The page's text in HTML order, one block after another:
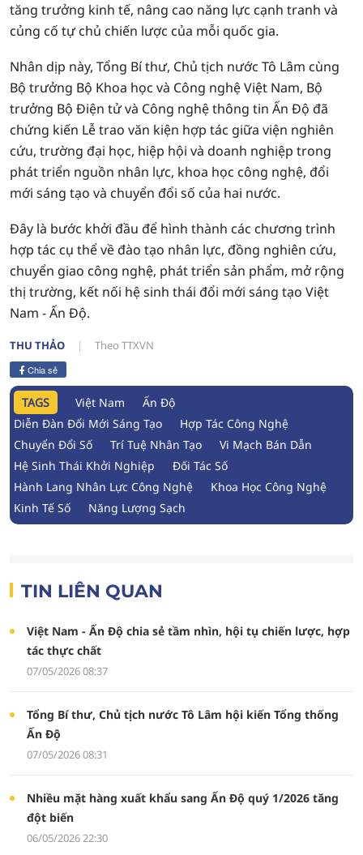
tăng trưởng kinh tế, nâng cao năng lực cạnh tranh và
củng cố tự chủ chiến lược của mỗi quốc gia.
Nhân dịp này, Tổng Bí thư, Chủ tịch nước Tô Lâm cùng
Bộ trưởng Bộ Khoa học và Công nghệ Việt Nam, Bộ
trưởng Bộ Điện tử và Công nghệ thông tin Ấn Độ đã
chứng kiến Lễ trao văn kiện hợp tác giữa viện nghiên
cứu, trường đại học, hiệp hội và doanh nghiệp trong
phát triển nguồn nhân lực, khoa học công nghệ, đổi
mới sáng tạo và chuyển đổi số của hai nước.
Đây là bước khởi đầu để hình thành các chương trình
hợp tác cụ thể về đào tạo nhân lực, đồng nghiên cứu,
chuyển giao công nghệ, phát triển sản phẩm, mở rộng
thị trường, kết nối hệ sinh thái đổi mới sáng tạo Việt
Nam - Ấn Độ.
THU THẢO Theo TTXVN
Chia sẻ
TAGS Việt Nam
Ấn Độ
Diễn Đàn Đổi Mới Sáng Tạo
Hợp Tác Công Nghệ
Chuyển Đổi Số
Trí Tuệ Nhân Tạo
Vi Mạch Bán Dẫn
Hệ Sinh Thái Khởi Nghiệp
Đối Tác Số
Hành Lang Nhân Lực Công Nghệ
Khoa Học Công Nghệ
Kinh Tế Số
Năng Lượng Sạch
TIN LIÊN QUAN
Việt Nam - Ấn Độ chia sẻ tầm nhìn, hội tụ chiến lược, hợp
tác thực chất
07/05/2026 08:37
Tổng Bí thư, Chủ tịch nước Tô Lâm hội kiến Tổng thống
Ấn Độ
07/05/2026 08:31
Nhiều mặt hàng xuất khẩu sang Ấn Độ quý 1/2026 tăng
đột biến
06/05/2026 22:30